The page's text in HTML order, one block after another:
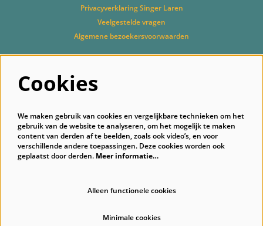
Privacyverklaring Singer Laren
Veelgestelde vragen
Algemene bezoekersvoorwaarden
Cookies
We maken gebruik van cookies en vergelijkbare technieken om het
gebruik van de website te analyseren, om het mogelijk te maken
content van derden af te beelden, zoals ook video’s, en voor
verschillende andere toepassingen. Deze cookies worden ook
geplaatst door derden. Meer informatie…
Alleen functionele cookies
Minimale cookies